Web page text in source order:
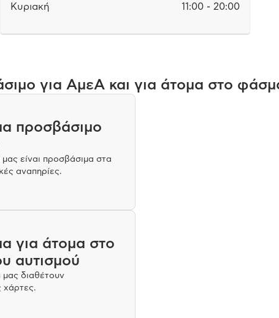
Κυριακή 11:00 - 20:00
για ΑμεΑ και για άτομα στο
προσβάσιμο
είναι προσβάσιμα στα
αναπηρίες.
για άτομα στο
αυτισμού
μας διαθέτουν
χάρτες.